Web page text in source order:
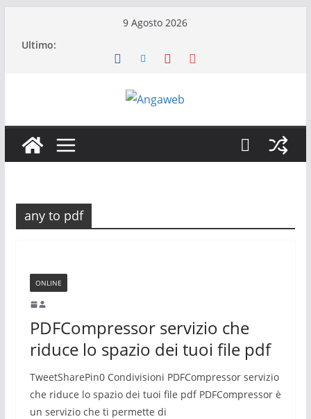
9 Agosto 2026
Ultimo:
any to pdf
ONLINE
PDFCompressor servizio che
riduce lo spazio dei tuoi file pdf
TweetSharePin0 Condivisioni PDFCompressor servizio
che riduce lo spazio dei tuoi file pdf PDFCompressor è
un servizio che ti permette di